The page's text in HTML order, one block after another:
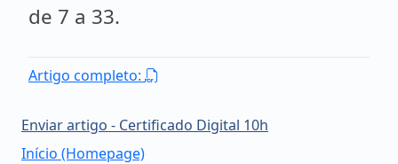
de 7 a 33.
Artigo completo:
Enviar artigo - Certificado Digital 10h
Início (Homepage)